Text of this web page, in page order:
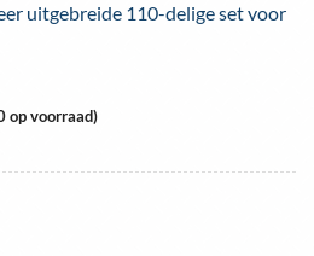
is:
uitgebreide 110-delige set voor
op voorraad)